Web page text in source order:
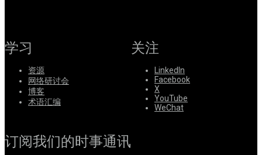
学习
资源
网络研讨会
博客
术语汇编
关注
LinkedIn
Facebook
X
YouTube
WeChat
订阅我们的时事通讯